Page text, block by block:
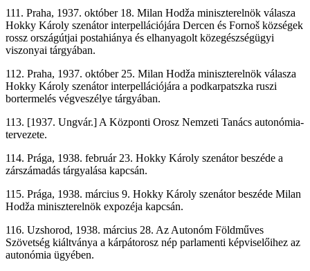
111. Praha, 1937. október 18. Milan Hodža miniszterelnök válasza
Hokky Károly szenátor interpellációjára Dercen és Fornoš községek
rossz országútjai postahiánya és elhanyagolt közegészségügyi
viszonyai tárgyában.
112. Praha, 1937. október 25. Milan Hodža miniszterelnök válasza
Hokky Károly szenátor interpellációjára a podkarpatszka ruszi
bortermelés végveszélye tárgyában.
113. [1937. Ungvár.] A Központi Orosz Nemzeti Tanács autonómia-
tervezete.
114. Prága, 1938. február 23. Hokky Károly szenátor beszéde a
zárszámadás tárgyalása kapcsán.
115. Prága, 1938. március 9. Hokky Károly szenátor beszéde Milan
Hodža miniszterelnök expozéja kapcsán.
116. Uzshorod, 1938. március 28. Az Autonóm Földműves
Szövetség kiáltványa a kárpátorosz nép parlamenti képviselőihez az
autonómia ügyében.